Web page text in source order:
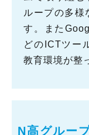
ループの多様
す。また
どのICTツー
教育環境が整
N高グルー